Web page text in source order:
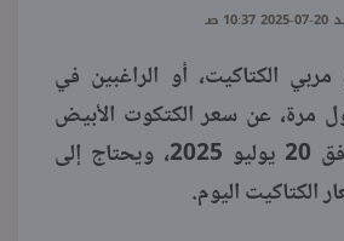
بوابة الطلبة
ملفات
صـ
الكتاكيت، أو الراغبين في
مرة، عن سعر الكتكوت الأبيض
اليوم الأحد الموافق 20 يوليو 2025، ويحتاج إلى
الكتاكيت اليوم.